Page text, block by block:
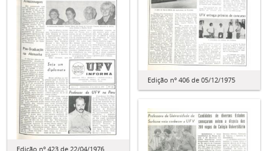
Edição nº 406 de 05/12/1975
Edição nº 423 de 22/04/1976